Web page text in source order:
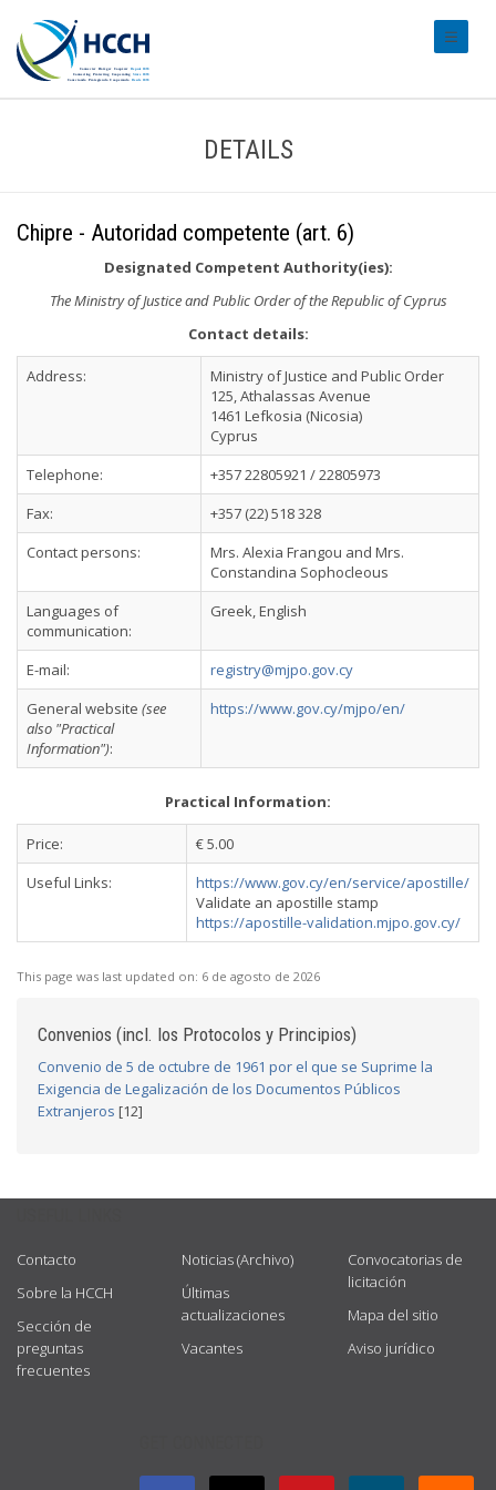
DETAILS
Chipre - Autoridad competente (art. 6)
Designated Competent Authority(ies):
The Ministry of Justice and Public Order of the Republic of Cyprus
Contact details:
Address:
Ministry of Justice and Public Order
125, Athalassas Avenue
1461 Lefkosia (Nicosia)
Cyprus
Telephone:
+357 22805921 / 22805973
Fax:
+357 (22) 518 328
Contact persons:
Mrs. Alexia Frangou and Mrs.
Constandina Sophocleous
Languages of
communication:
Greek, English
E-mail:
registry@mjpo.gov.cy
General website (see
also "Practical
Information"):
https://www.gov.cy/mjpo/en/
Practical Information:
Price:
€ 5.00
Useful Links:
https://www.gov.cy/en/service/apostille/
Validate an apostille stamp
https://apostille-validation.mjpo.gov.cy/
This page was last updated on: 6 de agosto de 2026
Convenios (incl. los Protocolos y Principios)
Convenio de 5 de octubre de 1961 por el que se Suprime la
Exigencia de Legalización de los Documentos Públicos
Extranjeros [12]
Contacto
Sobre la HCCH
Sección de
preguntas
frecuentes
Noticias (Archivo)
Últimas
actualizaciones
Vacantes
Convocatorias de
licitación
Mapa del sitio
Aviso jurídico